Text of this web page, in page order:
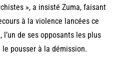
», a insisté Zuma, faisant
à la violence lancées ce
de ses opposants les plus
pousser à la démission.